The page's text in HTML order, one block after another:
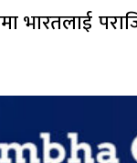
भारतलाई